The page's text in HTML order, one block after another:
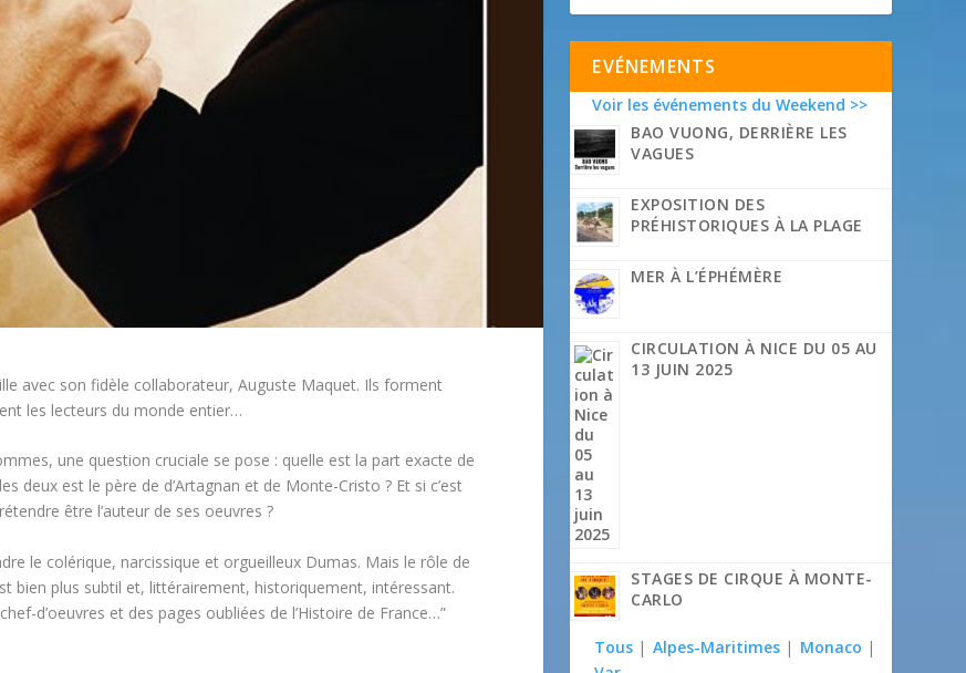
avec son fidèle collaborateur, Auguste Maquet. Ils forment
les lecteurs du monde entier…
une question cruciale se pose : quelle est la part exacte de
deux est le père de d’Artagnan et de Monte-Cristo ? Et si c’est
être l’auteur de ses oeuvres ?
le colérique, narcissique et orgueilleux Dumas. Mais le rôle de
bien plus subtil et, littérairement, historiquement, intéressant.
d’oeuvres et des pages oubliées de l’Histoire de France…”
EVÉNEMENTS
Voir les événements du Weekend >>
BAO VUONG, DERRIÈRE LES
VAGUES
EXPOSITION DES
PRÉHISTORIQUES À LA PLAGE
MER À L’ÉPHÉMÈRE
CIRCULATION À NICE DU 05 AU
13 JUIN 2025
STAGES DE CIRQUE À MONTE-
CARLO
Tous | Alpes-Maritimes | Monaco |